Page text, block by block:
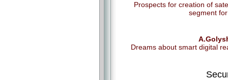
Prospects for creation of
segment
Dreams about smart digital